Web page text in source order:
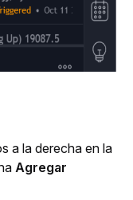
a la derecha en la
Agregar